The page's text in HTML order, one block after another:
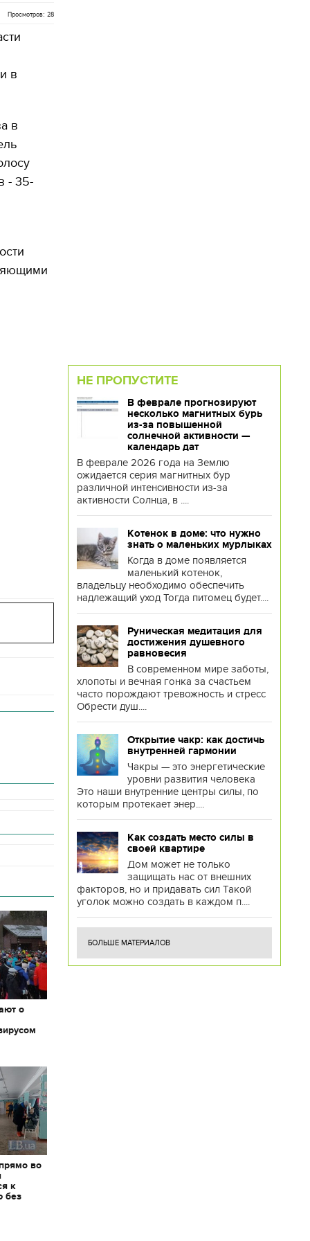
Просмотров: 28
в
в
- 35-
о
во
к
без
НЕ ПРОПУСТИТЕ
В феврале прогнозируют
несколько магнитных бурь
из-за повышенной
солнечной активности —
календарь дат
В феврале 2026 года на Землю
ожидается серия магнитных бур
различной интенсивности из-за
активности Солнца, в ....
Котенок в доме: что нужно
знать о маленьких мурлыках
Когда в доме появляется
маленький котенок,
владельцу необходимо обеспечить
надлежащий уход Тогда питомец будет....
Руническая медитация для
достижения душевного
равновесия
В современном мире заботы,
хлопоты и вечная гонка за счастьем
часто порождают тревожность и стресс
Обрести душ....
Открытие чакр: как достичь
внутренней гармонии
Чакры — это энергетические
уровни развития человека
Это наши внутренние центры силы, по
которым протекает энер....
Как создать место силы в
своей квартире
Дом может не только
защищать нас от внешних
факторов, но и придавать сил Такой
уголок можно создать в каждом п....
БОЛЬШЕ МАТЕРИАЛОВ